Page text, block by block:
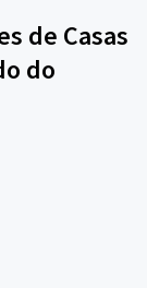
de Casas
do